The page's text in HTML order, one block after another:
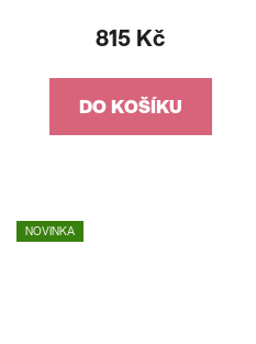
815 Kč
DO KOŠÍKU
NOVINKA